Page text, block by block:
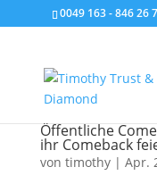
0049 163 - 846 26
Öffentliche
ihr Comeback
von timothy| Apr.